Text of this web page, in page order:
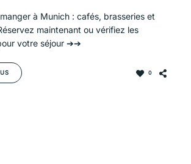
à Munich : cafés, brasseries et
maintenant ou vérifiez les
votre séjour ➔➔
0